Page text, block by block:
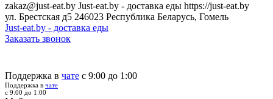
zakaz@just-eat.by Just-eat.by - доставка еды https://just-eat.by
ул. Брестская д5 246023 Республика Беларусь, Гомель
Just-eat.by - доставка еды
Заказать звонок
Поддержка в чате с 9:00 до 1:00
Поддержка в чате
с 9:00 до 1:00